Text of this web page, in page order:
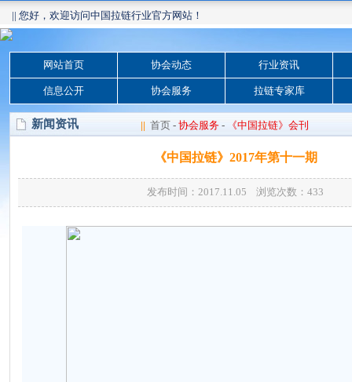
|| 您好，欢迎访问中国拉链行业官方网站！
网站首页 协会动态 行业资讯
信息公开 协会服务 拉链专家库
新闻资讯 || 首页- 协会服务- 《中国拉链》会刊
《中国拉链》2017年第十一期
发布时间：2017.11.05 浏览次数：433